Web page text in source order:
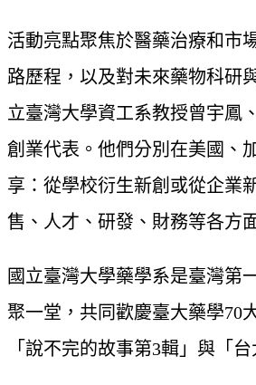
活動亮點聚焦於醫藥治療和市
路歷程，以及對未來藥物科研
立臺灣大學資工系教授曾宇鳳
創業代表。他們分別在美國、
享：從學校衍生新創或從企業
售、人才、研發、財務等各方
國立臺灣大學藥學系是臺灣第
聚一堂，共同歡慶臺大藥學70
「說不完的故事第3輯」與「